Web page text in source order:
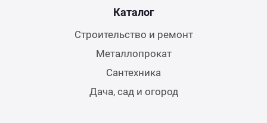
Каталог
Строительство и ремонт
Металлопрокат
Сантехника
Дача, сад и огород